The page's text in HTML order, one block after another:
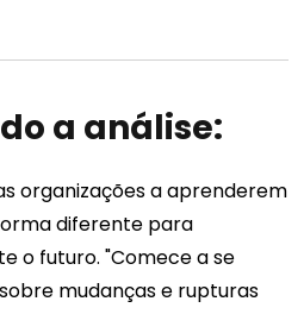
a análise:
organizações a aprenderem
diferente para
o futuro. "Comece a se
mudanças e rupturas